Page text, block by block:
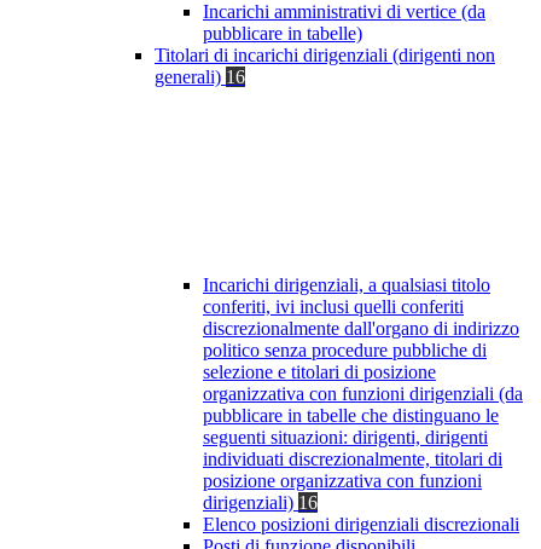
Incarichi amministrativi di vertice (da
pubblicare in tabelle)
Titolari di incarichi dirigenziali (dirigenti non
generali) 16
Incarichi dirigenziali, a qualsiasi titolo
conferiti, ivi inclusi quelli conferiti
discrezionalmente dall'organo di indirizzo
politico senza procedure pubbliche di
selezione e titolari di posizione
organizzativa con funzioni dirigenziali (da
pubblicare in tabelle che distinguano le
seguenti situazioni: dirigenti, dirigenti
individuati discrezionalmente, titolari di
posizione organizzativa con funzioni
dirigenziali) 16
Elenco posizioni dirigenziali discrezionali